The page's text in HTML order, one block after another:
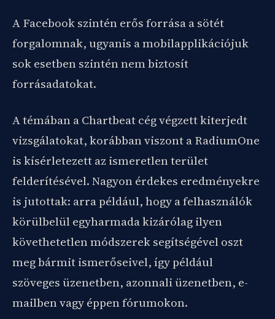
A Facebook szintén erős forrása a sötét
forgalomnak, ugyanis a mobilapplikációjuk
sok esetben szintén nem biztosít
forrásadatokat.
A témában a Chartbeat cég végzett kiterjedt
vizsgálatokat, korábban viszont a RadiumOne
is kísérletezett az ismeretlen terület
felderítésével. Nagyon érdekes eredményekre
is jutottak: arra például, hogy a felhasználók
körülbelül egyharmada kizárólag ilyen
követhetetlen módszerek segítségével oszt
meg bármit ismerőseivel, így például
szöveges üzenetben, azonnali üzenetben, e-
mailben vagy éppen fórumokon.